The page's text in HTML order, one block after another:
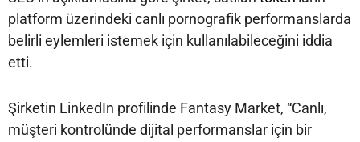
platform üzerindeki canlı pornografik performanslarda
belirli eylemleri istemek için kullanılabileceğini iddia
etti.
Şirketin LinkedIn profilinde Fantasy Market, “Canlı,
müşteri kontrolünde dijital performanslar için bir